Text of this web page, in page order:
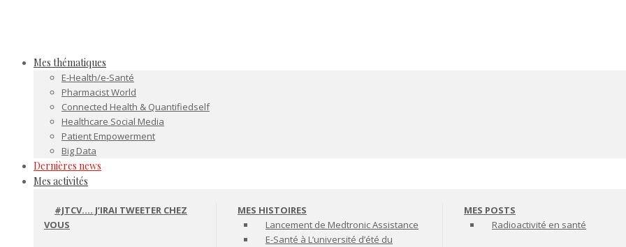
Mes thématiques
E-Health/e-Santé
Pharmacist World
Connected Health & Quantifiedself
Healthcare Social Media
Patient Empowerment
Big Data
Dernières news
Mes activités
#JTCV…. J’IRAI TWEETER CHEZ
VOUS
MES HISTOIRES
Lancement de Medtronic Assistance
E-Santé à L’université d’été du
MES POSTS
Radioactivité en santé